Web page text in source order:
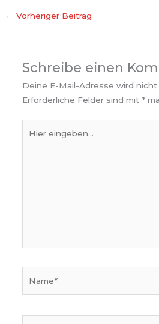
← Vorheriger Beitrag
Schreibe einen
Deine E-Mail-Adresse wird
Erforderliche Felder sind mit *
eingeben…